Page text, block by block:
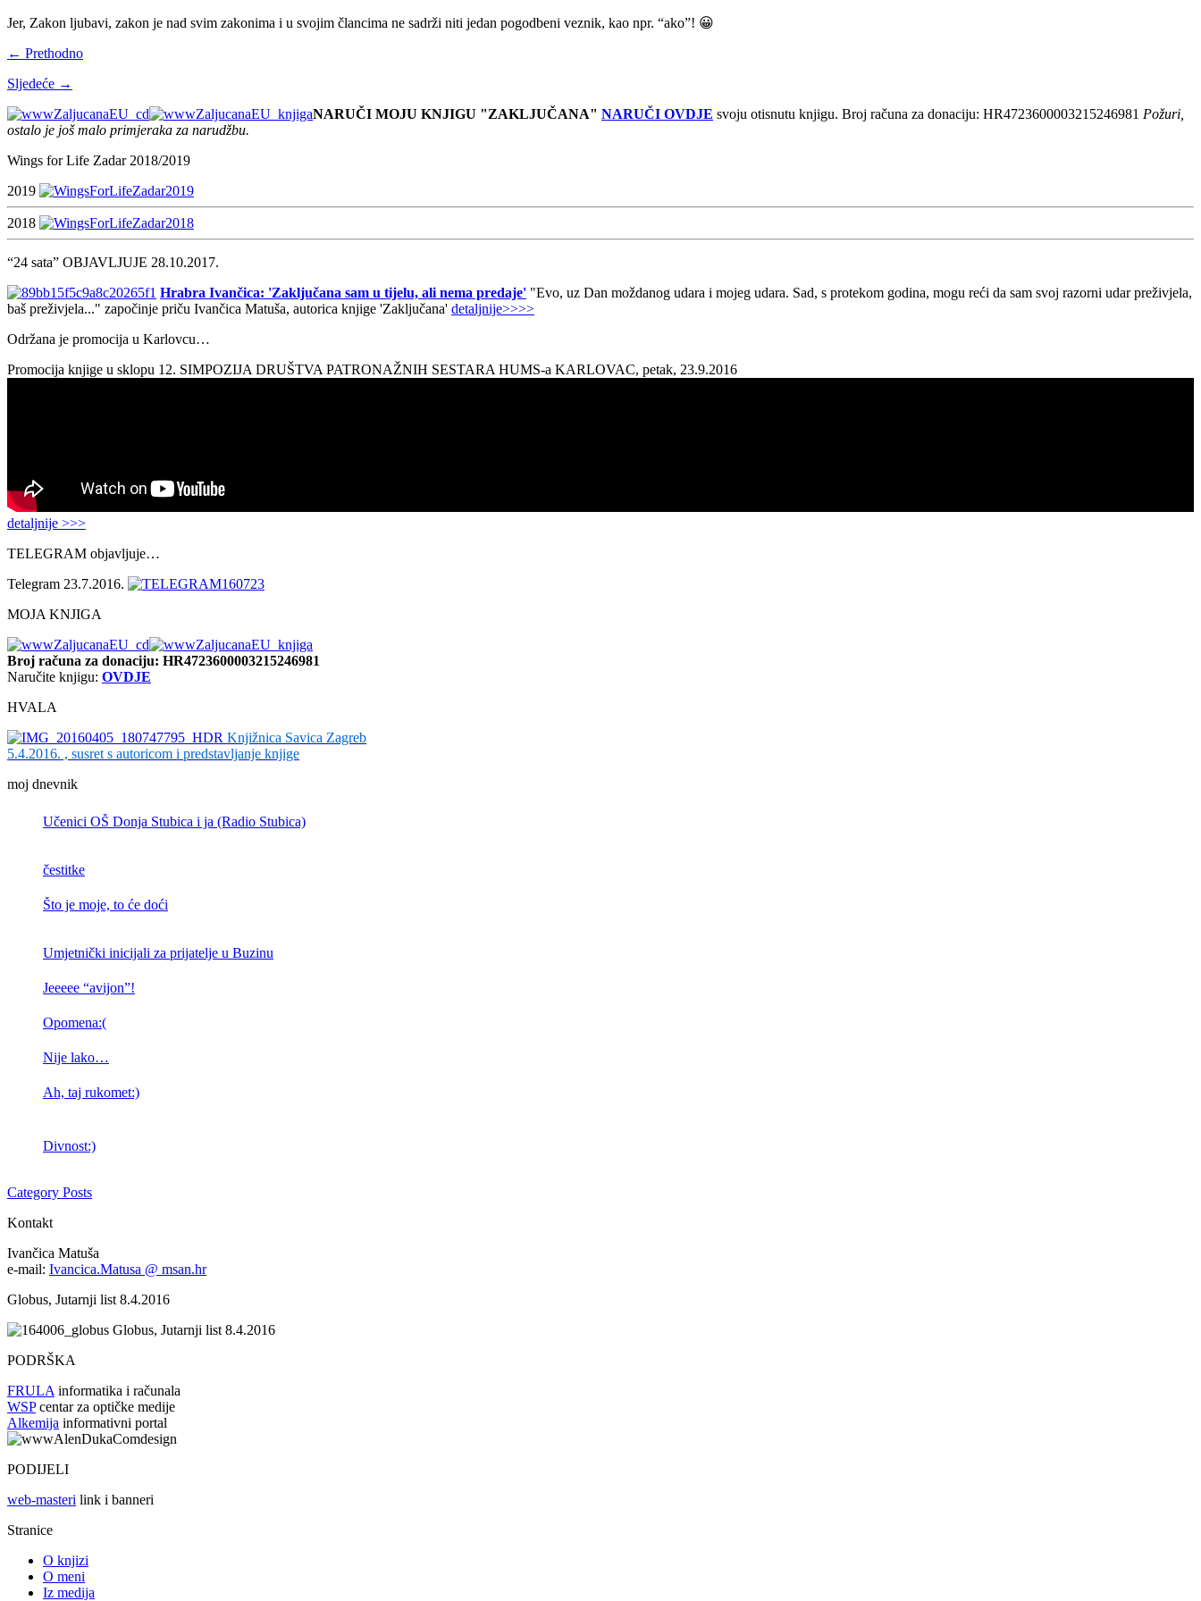
Jer, Zakon ljubavi, zakon je nad svim zakonima i u svojim člancima ne sadrži niti jedan pogodbeni veznik, kao npr. “ako”! 😀
← Prethodno
Sljedeće →
NARUČI MOJU KNJIGU "ZAKLJUČANA" NARUČI OVDJE svoju otisnutu knjigu. Broj računa za donaciju: HR4723600003215246981 Požuri,
ostalo je još malo primjeraka za narudžbu.
Wings for Life Zadar 2018/2019
2019
2018
“24 sata” OBJAVLJUJE 28.10.2017.
Hrabra Ivančica: 'Zaključana sam u tijelu, ali nema predaje' "Evo, uz Dan moždanog udara i mojeg udara. Sad, s protekom godina, mogu reći da sam svoj razorni udar preživjela,
baš preživjela..." započinje priču Ivančica Matuša, autorica knjige 'Zaključana' detaljnije>>>>
Održana je promocija u Karlovcu…
Promocija knjige u sklopu 12. SIMPOZIJA DRUŠTVA PATRONAŽNIH SESTARA HUMS-a KARLOVAC, petak, 23.9.2016
detaljnije >>>
TELEGRAM objavljuje…
Telegram 23.7.2016.
MOJA KNJIGA
Broj računa za donaciju: HR4723600003215246981
Naručite knjigu: OVDJE
HVALA
Knjižnica Savica Zagreb
5.4.2016. , susret s autoricom i predstavljanje knjige
moj dnevnik
Učenici OŠ Donja Stubica i ja (Radio Stubica)
čestitke
Što je moje, to će doći
Umjetnički inicijali za prijatelje u Buzinu
Jeeeee “avijon”!
Opomena:(
Nije lako…
Ah, taj rukomet:)
Divnost:)
Category Posts
Kontakt
Ivančica Matuša
e-mail: Ivancica.Matusa @ msan.hr
Globus, Jutarnji list 8.4.2016
Globus, Jutarnji list 8.4.2016
PODRŠKA
FRULA informatika i računala
WSPcentar za optičke medije
Alkemija informativni portal
PODIJELI
web-masteri link i banneri
Stranice
O knjizi
O meni
Iz medija